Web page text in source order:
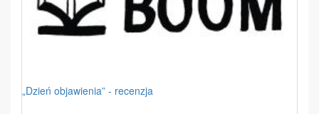
„Dzień objawienia” - recenzja